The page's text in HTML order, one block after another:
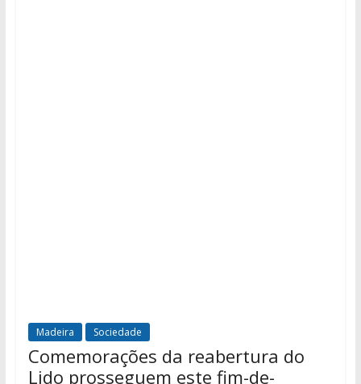
Madeira Sociedade
Comemorações da reabertura do
Lido prosseguem este fim-de-